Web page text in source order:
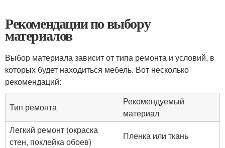
Рекомендации по выбору
материалов
Выбор материала зависит от типа ремонта и условий, в
которых будет находиться мебель. Вот несколько
рекомендаций:
Тип ремонта
Рекомендуемый
материал
Легкий ремонт (окраска
стен, поклейка обоев)
Пленка или ткань